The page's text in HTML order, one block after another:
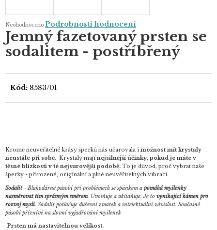
Průměrné
produktu
je
0,0
z
Neohodnoceno Podrobnosti hodnocení
Jemný fazetovaný prsten se
sodalitem - postříbřený
Kód: 8583/01
Kromě neuvěřitelné krásy šperků nás učarovala imožnost mít krystaly
neustále při sobě. Krystaly majínejsilnější účinky,pokud je máte v
těsné blízkosti v té nejsurovější podobě.To je důvod, proč vybrat naše
šperky - přirozené, originální a plné neuvěřitelných vibrací.
Sodalit- Blahodárně působí při problémech se spánkem apomáhá myšlenky
nasměrovat tím správným směrem. Uvolňuje a uklidňuje. Je tovynikající kámen pro
rozvoj mysli. Sodalit potlačuje duševní zmatek a intelektuální závislost. Současně
působí příznivě na slovní vyjadřování myšlenek
Prsten má nastavitelnou velikost.